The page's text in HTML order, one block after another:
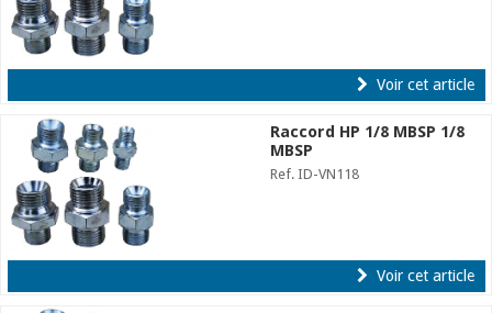
Voir cet article
Raccord HP 1/8 MBSP 1/8
MBSP
Ref. ID-VN118
Voir cet article